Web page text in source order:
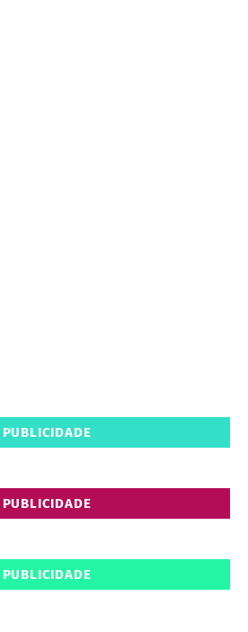
PUBLICIDADE
PUBLICIDADE
PUBLICIDADE